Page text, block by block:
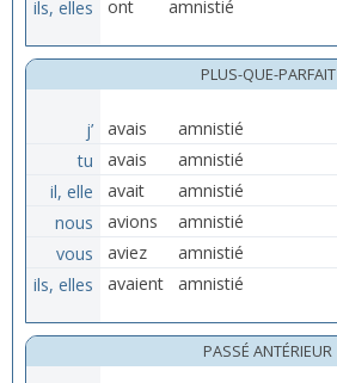
ils, elles
ont amnistié
PLUS-QUE-PARFAIT
j’ avais
amnistié
tu
avais
amnistié
il, elle
avait
amnistié
nous
avions
amnistié
vous
aviez
amnistié
ils, elles
avaient amnistié
PASSÉ ANTÉRIEUR